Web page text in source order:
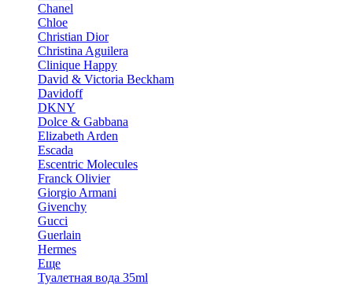
Chanel
Chloe
Christian Dior
Christina Aguilera
Clinique Happy
David & Victoria Beckham
Davidoff
DKNY
Dolce & Gabbana
Elizabeth Arden
Escada
Escentric Molecules
Franck Olivier
Giorgio Armani
Givenchy
Gucci
Guerlain
Hermes
Еще
Туалетная вода 35ml